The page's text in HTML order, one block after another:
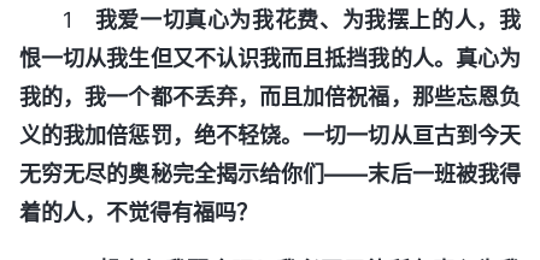
1 我爱一切真心为我花费、为我摆上的人，我
恨一切从我生但又不认识我而且抵挡我的人。真心为
我的，我一个都不丢弃，而且加倍祝福，那些忘恩负
义的我加倍惩罚，绝不轻饶。一切一切从亘古到今天
无穷无尽的奥秘完全揭示给你们——末后一班被我得
着的人，不觉得有福吗？